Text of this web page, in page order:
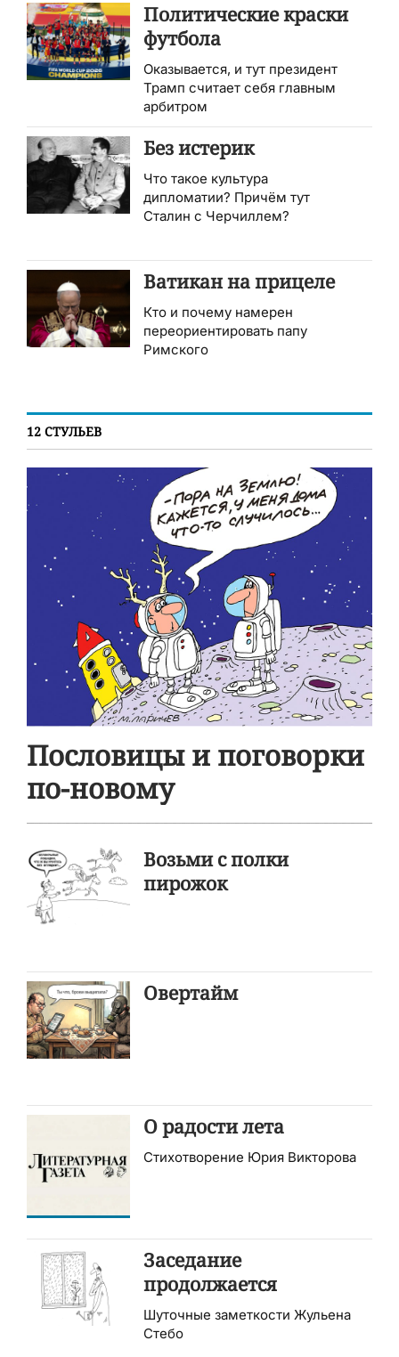
Политические краски
футбола
Оказывается, и тут президент
Трамп считает себя главным
арбитром
Без истерик
Что такое культура
дипломатии? Причём тут
Сталин с Черчиллем?
Ватикан на прицеле
Кто и почему намерен
переориентировать папу
Римского
12 СТУЛЬЕВ
Пословицы и поговорки
по-новому
Возьми с полки
пирожок
Овертайм
О радости лета
Стихотворение Юрия Викторова
Заседание
продолжается
Шуточные заметкости Жульена
Стебо